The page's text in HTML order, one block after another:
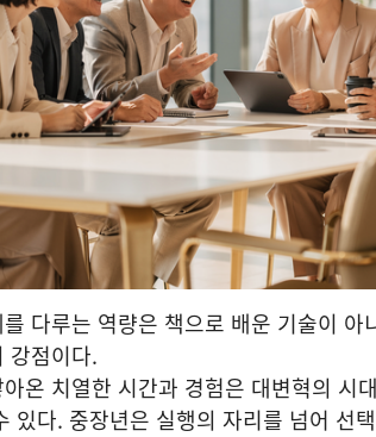
다루는 역량은 책으로 배운 기술이
강점이다.
온 치열한 시간과 경험은 대변혁의 시
있다. 중장년은 실행의 자리를 넘어 선